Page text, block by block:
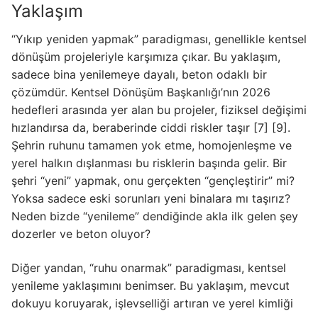
Yaklaşım
“Yıkıp yeniden yapmak” paradigması, genellikle kentsel
dönüşüm projeleriyle karşımıza çıkar. Bu yaklaşım,
sadece bina yenilemeye dayalı, beton odaklı bir
çözümdür. Kentsel Dönüşüm Başkanlığı’nın 2026
hedefleri arasında yer alan bu projeler, fiziksel değişimi
hızlandırsa da, beraberinde ciddi riskler taşır [7] [9].
Şehrin ruhunu tamamen yok etme, homojenleşme ve
yerel halkın dışlanması bu risklerin başında gelir. Bir
şehri “yeni” yapmak, onu gerçekten “gençleştirir” mi?
Yoksa sadece eski sorunları yeni binalara mı taşırız?
Neden bizde “yenileme” dendiğinde akla ilk gelen şey
dozerler ve beton oluyor?
Diğer yandan, “ruhu onarmak” paradigması, kentsel
yenileme yaklaşımını benimser. Bu yaklaşım, mevcut
dokuyu koruyarak, işlevselliği artıran ve yerel kimliği